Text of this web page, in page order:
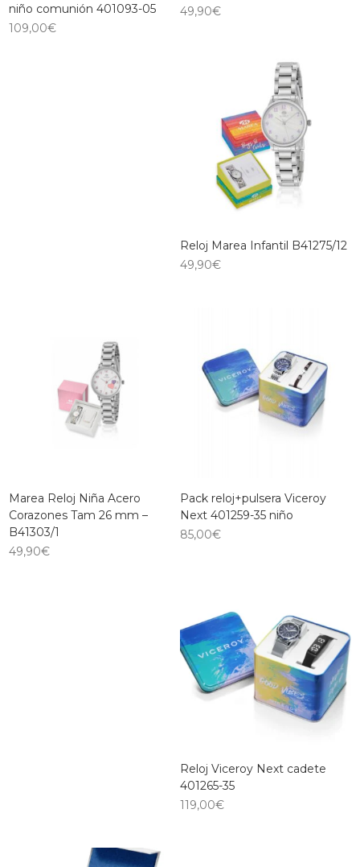
niño comunión 401093-05
109,00€
49,90€
Reloj Marea Infantil B41275/12
49,90€
Marea Reloj Niña Acero
Corazones Tam 26 mm –
B41303/1
49,90€
Pack reloj+pulsera Viceroy
Next 401259-35 niño
85,00€
Reloj Viceroy Next cadete
401265-35
119,00€